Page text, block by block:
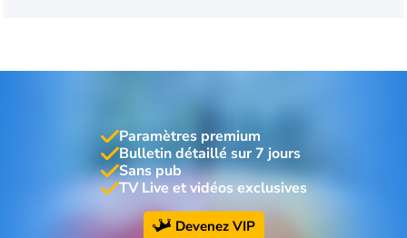
Paramètres premium
Bulletin détaillé sur 7 jours
Sans pub
TV Live et vidéos exclusives
Devenez VIP